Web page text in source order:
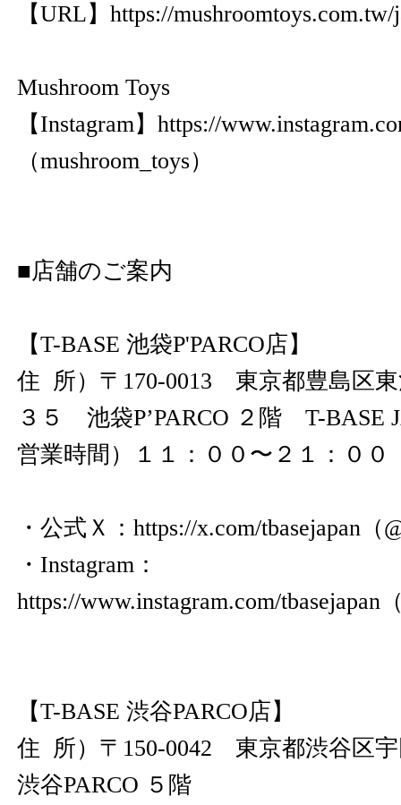
【URL】 https://
Mushroom Toys
【Instagram】 https://
（mushroom_toys）
■店舗のご案内
【T-BASE 池袋P'PARCO店】
住 所）〒170-0013 東京都豊島区
３５ 池袋P’PARCO ２階 T-BASE
営業時間）１１：００〜２１：００
・公式Ｘ： https://x.com/tbasejapan （
・Instagram：
https://www.instagram.com/tbasejapan
【T-BASE 渋谷PARCO店】
住 所）〒150-0042 東京都渋谷区
渋谷PARCO ５階